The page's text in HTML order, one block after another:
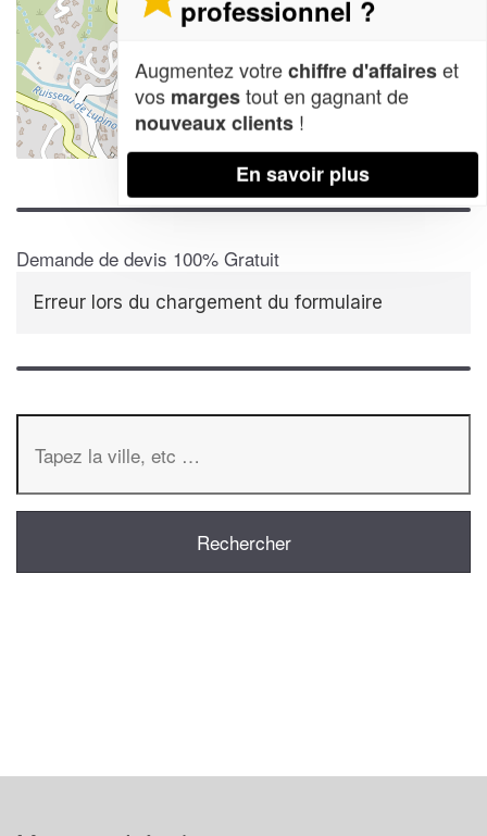
Leaflet| Map data ©OpenStreetMap contributors,CC-BY-SA
Demande de devis 100% Gratuit
Erreur lors du chargement du formulaire
professionnel ?
Augmentez votrechiffre d'affaireset
vos margestout en gagnant de
nouveaux clients !
En savoir plus